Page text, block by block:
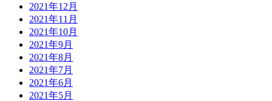
2021年12月
2021年11月
2021年10月
2021年9月
2021年8月
2021年7月
2021年6月
2021年5月